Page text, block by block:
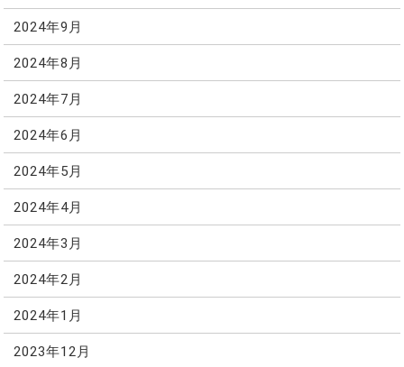
2024年9月
2024年8月
2024年7月
2024年6月
2024年5月
2024年4月
2024年3月
2024年2月
2024年1月
2023年12月